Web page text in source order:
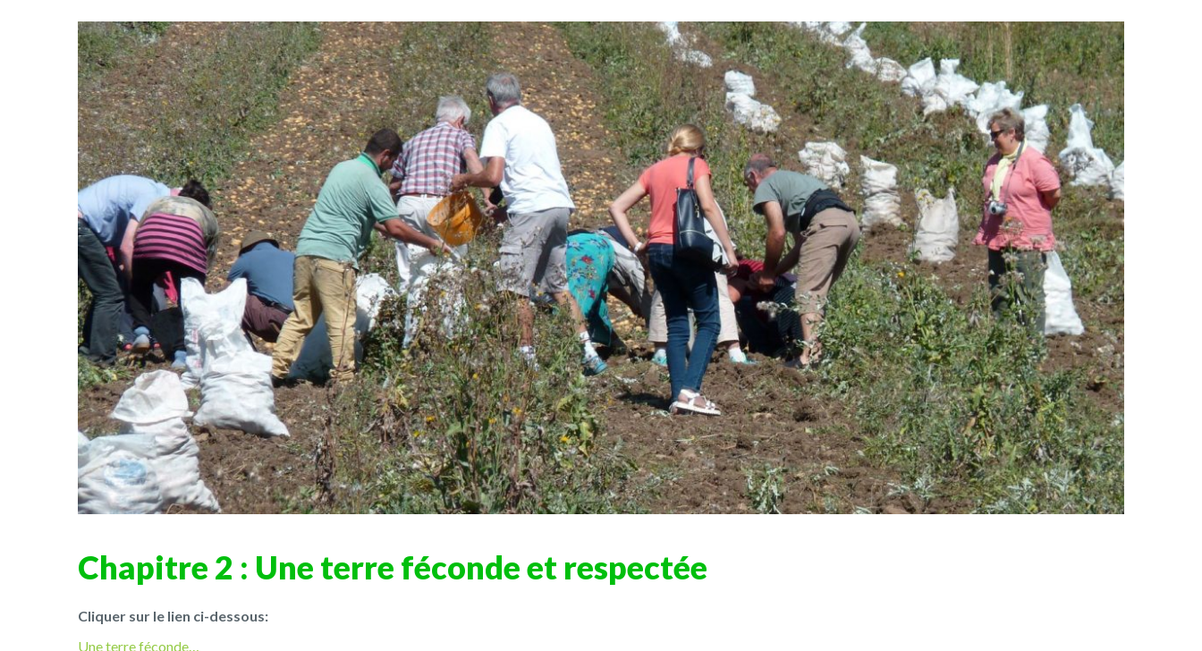
Chapitre 2 : Une terre féconde et respectée
Cliquer sur le lien ci-dessous:
Une terre féconde…